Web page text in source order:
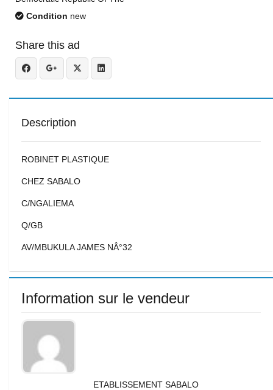
Condition new
Share this ad
Description
ROBINET PLASTIQUE
CHEZ SABALO
C/NGALIEMA
Q/GB
AV/MBUKULA JAMES NÂ°32
Information sur le vendeur
ETABLISSEMENT SABALO